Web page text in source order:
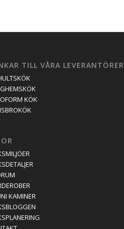
TILL VÅRA LEVERANTÖRER
KÖK
KAMINER